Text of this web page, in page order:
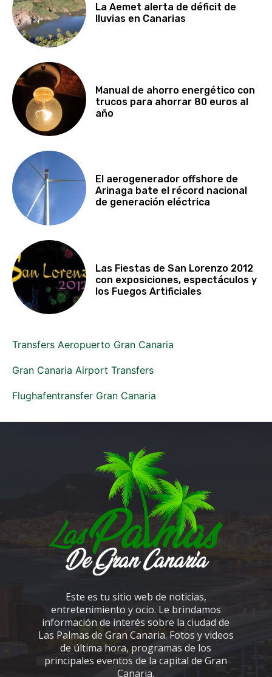
La Aemet alerta de déficit de
lluvias en Canarias
Manual de ahorro energético con
trucos para ahorrar 80 euros al
año
El aerogenerador offshore de
Arinaga bate el récord nacional
de generación eléctrica
Las Fiestas de San Lorenzo 2012
con exposiciones, espectáculos y
los Fuegos Artificiales
Transfers Aeropuerto Gran Canaria
Gran Canaria Airport Transfers
Flughafentransfer Gran Canaria
Este es tu sitio web de noticias,
entretenimiento y ocio. Le brindamos
información de interés sobre la ciudad de
Las Palmas de Gran Canaria. Fotos y videos
de última hora, programas de los
principales eventos de la capital de Gran
Canaria.